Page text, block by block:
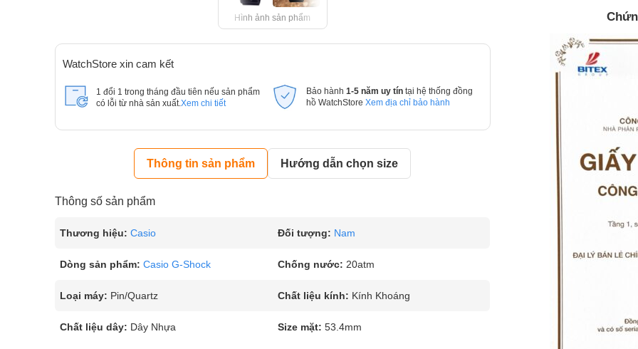
Hình ảnh sản phẩm
WatchStore xin cam kết
1 đổi 1 trong tháng đầu tiên nếu sản phẩm
có lỗi từ nhà sản xuất. Xem chi tiết
Bảo hành 1-5 năm uy tín tại hệ thống đồng
hồ WatchStore Xem địa chỉ bảo hành
Thông tin sản phẩm Hướng dẫn chọn size
Thông số sản phẩm
Thương hiệu: Casio Đối tượng: Nam
Dòng sản phẩm: Casio G-Shock Chống nước: 20atm
Loại máy: Pin/Quartz Chất liệu kính: Kính Khoáng
Chất liệu dây: Dây Nhựa Size mặt: 53.4mm